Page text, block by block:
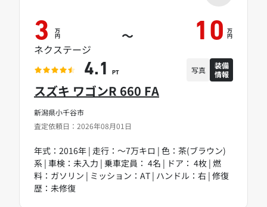
新潟県小千谷市
査定依頼日：2026年08月01日
スズキ ワゴンR 660 FA
年式：2016年 | 走行：～7万キロ | 色：茶(ブラウン)
系 | 車検：未入力 | 乗車定員： 4名 | ドア： 4枚 | 燃
料：ガソリン | ミッション：AT | ハンドル：右 | 修復
歴：未修復
3 万
円 ～ 10 万
円
ネクステージ
4.1 PT 写真
装備
情報